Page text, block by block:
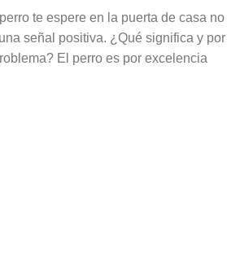
te espere en la puerta de casa no
señal positiva. ¿Qué significa y por
El perro es por excelencia